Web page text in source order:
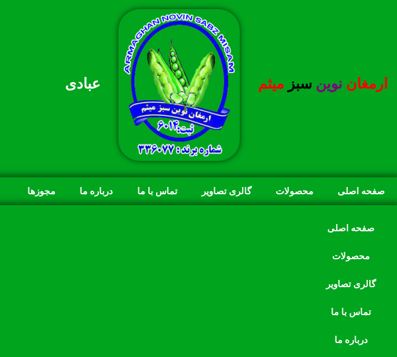
ارمغان نوین سبز میثم عبادی
صفحه اصلی محصولات گالری تصاویر تماس با ما درباره ما مجوزها
صفحه اصلی
محصولات
گالری تصاویر
تماس با ما
درباره ما